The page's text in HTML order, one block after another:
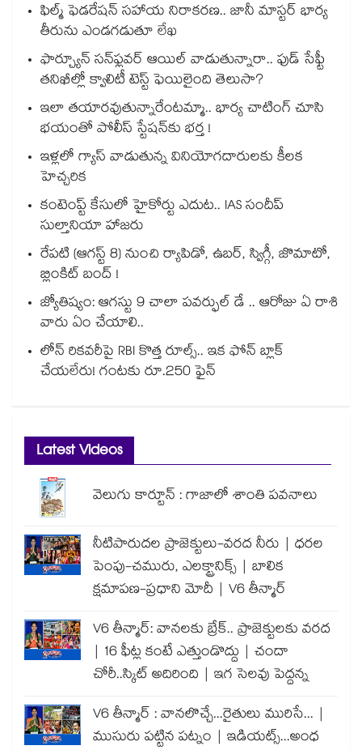
ఫిల్మ్ ఫెడరేషన్ సహాయ నిరాకరణ.. జానీ మాస్టర్ భార్య
తీరును ఎండగడుతూ లేఖ
ఫార్చ్యూన్ సన్‌ఫ్లవర్ ఆయిల్ వాడుతున్నారా.. ఫుడ్ సేఫ్టీ
తనిఖీల్లో క్వాలిటీ టెస్ట్ ఫెయిలైంది తెలుసా?
ఇలా తయారవుతున్నారేంటమ్మా.. భార్య చాటింగ్ చూసి
భయంతో పోలీస్ స్టేషన్⁫కు భర్త !
ఇళ్లలో గ్యాస్ వాడుతున్న వినియోగదారులకు కీలక
హెచ్చరిక
కంటెంప్ట్ కేసులో హైకోర్టు ఎదుట.. IAS సందీప్
సుల్తానియా హాజరు
రేపటి (ఆగస్ట్ 8) నుంచి ర్యాపిడో, ఉబర్, స్విగ్గీ, జొమాటో,
బ్లింకిట్ బంద్ !
జ్యోతిష్యం: ఆగస్టు 9 చాలా పవర్ఫుల్ డే .. ఆరోజు ఏ రాశి
వారు ఏం చేయాలి..
లోన్ రికవరీపై RBI కొత్త రూల్స్.. ఇక ఫోన్ బ్లాక్
చేయలేరు! గంటకు రూ.250 ఫైన్
Latest Videos
వెలుగు కార్టూన్ : గాజాలో శాంతి పవనాలు
నీటిపారుదల ప్రాజెక్టులు-వరద నీరు | ధరల
పెంపు-చమురు, ఎలక్ట్రానిక్స్ | బాలిక
క్షమాపణ-ప్రధాని మోదీ | V6 తీన్మార్
V6 తీన్మార్: వానలకు బ్రేక్.. ప్రాజెక్టులకు వరద
| 16 ఫీట్ల కంటే ఎత్తుండొద్దు | చందా
చోరీ..స్కిట్ అదిరింది | ఇగ సెలవు పెద్దన్న
V6 తీన్మార్ : వానలొచ్చే...రైతులు మురిసే... |
ముసురు పట్టిన పట్నం | ఇడియట్స్...అంధ